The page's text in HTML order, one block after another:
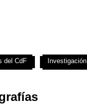
del CdF Investigación